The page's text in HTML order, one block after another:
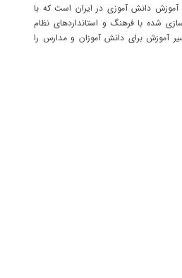
آموزش دانش آموزی در ایران است که با
شده با فرهنگ و استانداردهای نظام
آموزش برای دانش آموزان و مدارس را